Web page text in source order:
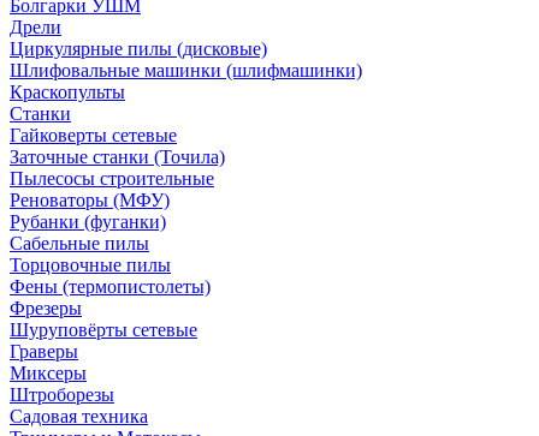
Болгарки УШМ
Дрели
Циркулярные пилы (дисковые)
Шлифовальные машинки (шлифмашинки)
Краскопульты
Станки
Гайковерты сетевые
Заточные станки (Точила)
Пылесосы строительные
Реноваторы (МФУ)
Рубанки (фуганки)
Сабельные пилы
Торцовочные пилы
Фены (термопистолеты)
Фрезеры
Шуруповёрты сетевые
Граверы
Миксеры
Штроборезы
Садовая техника